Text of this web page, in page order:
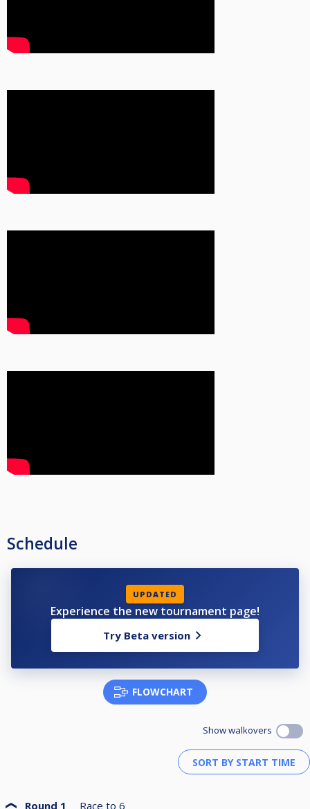
Schedule
UPDATED
Experience the new tournament page!
Try Beta version
FLOWCHART
Show walkovers
Round 1 Race to 6